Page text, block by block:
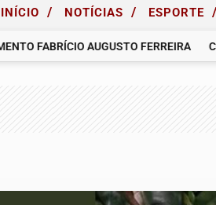
INÍCIO / NOTÍCIAS / ESPORTE /
FABRÍCIO AUGUSTO FERREIRA